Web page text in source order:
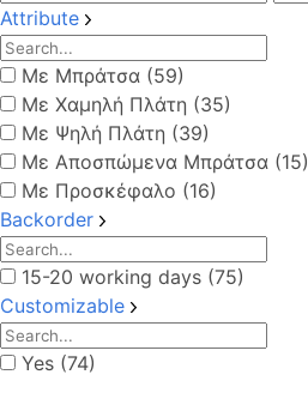
Attribute
Με Μπράτσα (59)
Με Χαμηλή Πλάτη (35)
Με Ψηλή Πλάτη (39)
Με Αποσπώμενα Μπράτσα (15)
Με Προσκέφαλο (16)
Backorder
15-20 working days (75)
Customizable
Yes (74)